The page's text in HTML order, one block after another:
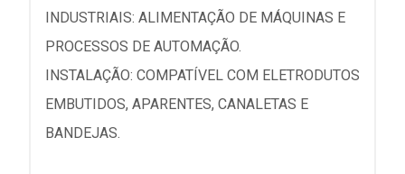
INDUSTRIAIS: ALIMENTAÇÃO DE MÁQUINAS E
PROCESSOS DE AUTOMAÇÃO.
INSTALAÇÃO: COMPATÍVEL COM ELETRODUTOS
EMBUTIDOS, APARENTES, CANALETAS E
BANDEJAS.